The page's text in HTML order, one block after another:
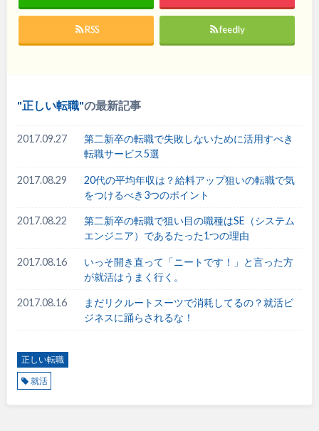
RSS feedly
正しい転職 の最新記事
2017.09.27
第二新卒の転職で失敗しないために活用すべき
転職サービス5選
2017.08.29
20代の平均年収は？給料アップ狙いの転職で気
をつけるべき3つのポイント
2017.08.22
第二新卒の転職で狙い目の職種はSE（システム
エンジニア）であるたった1つの理由
2017.08.16
いっそ開き直って「ニートです！」と言った方
が就活はうまく行く。
2017.08.16
まだリクルートスーツで消耗してるの？就活ビ
ジネスに踊らされるな！
正しい転職
就活